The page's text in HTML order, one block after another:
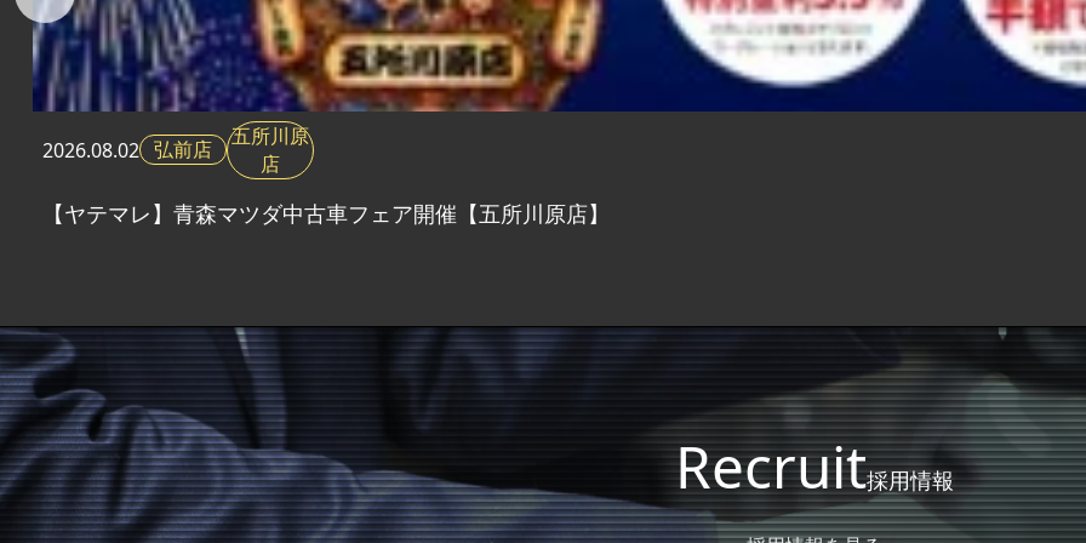
2026.08.02 弘前店
五所川原
店
【ヤテマレ】青森マツダ中古車フェア開催【五所川原店】
Recruit採用情報